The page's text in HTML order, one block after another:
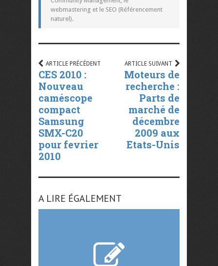
webmastering et le SEO (Référencement
naturel).
ARTICLE PRÉCÉDENT
CES 2010 :
Nouveau
caméscope
compact
Samsung
SMX-C20
pour fevrier
2010
ARTICLE SUIVANT
Moteurs de
recherche :
Parts de
marché de
décembre
2009 aux
Etats-Unis
A LIRE ÉGALEMENT